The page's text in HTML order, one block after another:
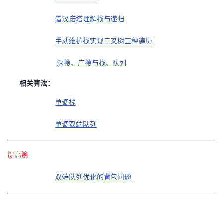
借汉诺塔理解栈与递归
手动维护栈实现二叉树三种遍历
深搜、广搜与栈、队列
相关算法：
单调栈
单调双端队列
提高篇
双端队列优化的背包问题